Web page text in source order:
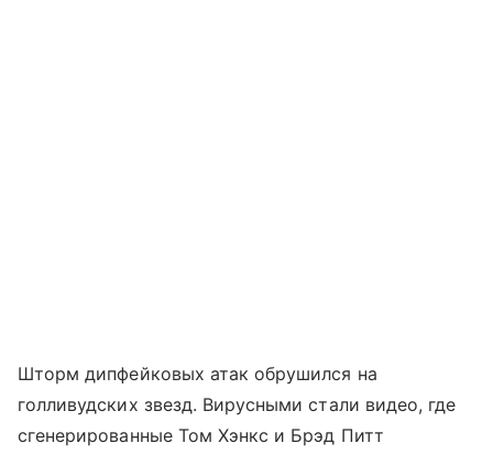
Шторм дипфейковых атак обрушился на
голливудских звезд. Вирусными стали видео, где
сгенерированные Том Хэнкс и Брэд Питт